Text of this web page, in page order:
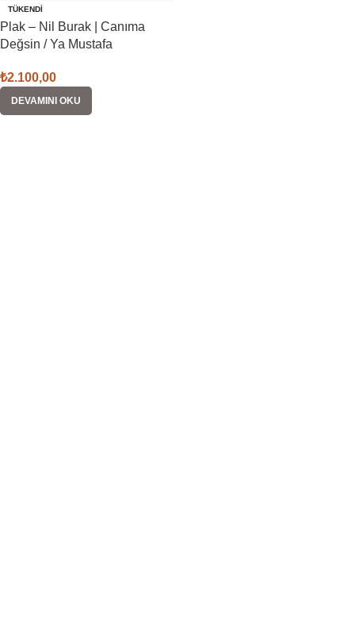
TÜKENDI
Plak – Nil Burak | Canıma
Değsin / Ya Mustafa
₺2.100,00
DEVAMINI OKU